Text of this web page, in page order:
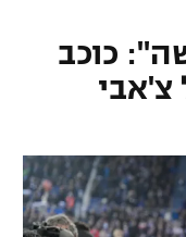
כוכב
צ'אבי